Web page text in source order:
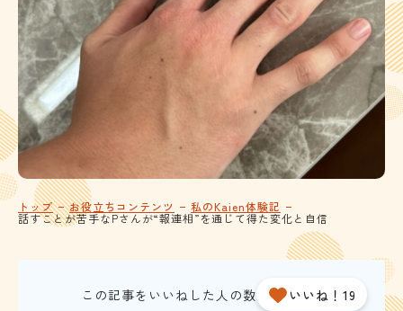
トップ お役立ちコンテンツ 私のKaien体験記
話すことが苦手なPさんが“報連相”を通じて得た変化と自信
この記事をいいねした人の数 いいね！19